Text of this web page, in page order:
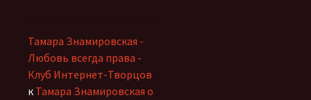
Тамара Знамировская -
Любовь всегда права -
Клуб Интернет-Творцов
к Тамара Знамировская о